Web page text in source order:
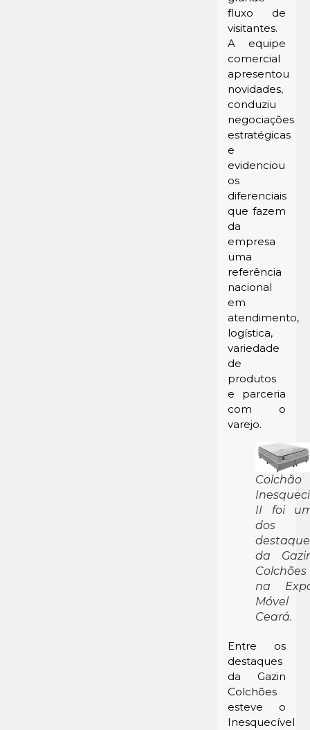
fluxo de
visitantes.
A equipe
comercial
apresentou
novidades,
conduziu
negociações
estratégicas
e
evidenciou
os
diferenciais
que fazem
da
empresa
uma
referência
nacional
em
atendimento,
logística,
variedade
de
produtos
e parceria
com o
varejo.
Colchão
II foi
dos
da
Colchões
na
Móvel
Ceará.
Entre os
destaques
da Gazin
Colchões
esteve o
Inesquecível